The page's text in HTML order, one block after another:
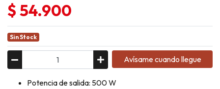
$ 54.900
Sin Stock
Avísame cuando llegue
Potencia de salida: 500 W